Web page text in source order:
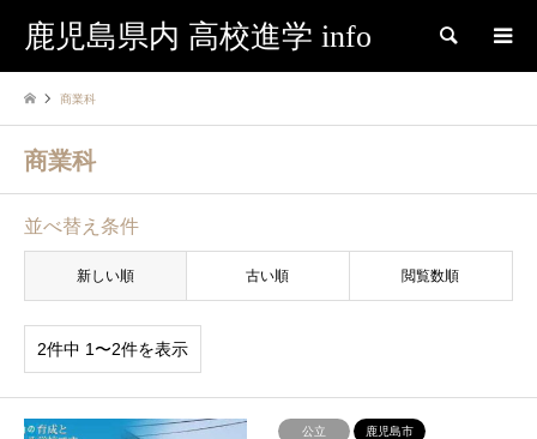
鹿児島県内 高校進学 info 検索
商業科
商業科
並べ替え条件
新しい順 古い順 閲覧数順
2件中 1〜2件を表示
公立 鹿児島市